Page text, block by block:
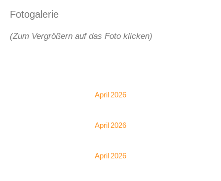
Fotogalerie
(Zum Vergrößern auf das Foto klicken)
April 2026
April 2026
April 2026